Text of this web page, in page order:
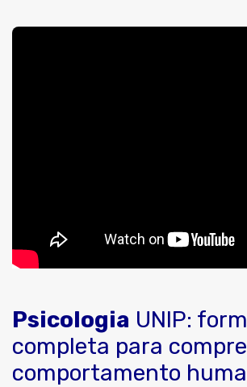
Psicologia UNIP:
completa para
comportamento